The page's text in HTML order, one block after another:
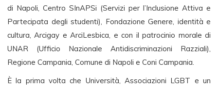
di Napoli, Centro SInAPSi (Servizi per l’Inclusione Attiva e
Partecipata degli studenti), Fondazione Genere, identità e
cultura, Arcigay e ArciLesbica, e con il patrocinio morale di
UNAR (Ufficio Nazionale Antidiscriminazioni Razziali),
Regione Campania, Comune di Napoli e Coni Campania.
È la prima volta che Università, Associazioni LGBT e un